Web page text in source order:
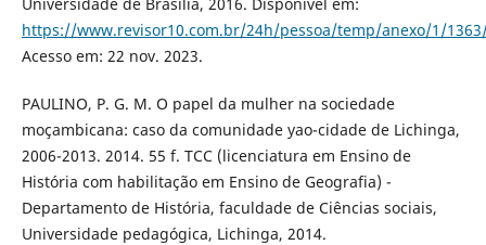
https://www.revisor10.com.br/24h/pessoa/temp/anexo/1/
Acesso em: 22 nov. 2023.
PAULINO, P. G. M. O papel da mulher na sociedade
moçambicana: caso da comunidade yao-cidade de Lichinga,
2006-2013. 2014. 55 f. TCC (licenciatura em Ensino de
História com habilitação em Ensino de Geografia) -
Departamento de História, faculdade de Ciências sociais,
Universidade pedagógica, Lichinga, 2014.